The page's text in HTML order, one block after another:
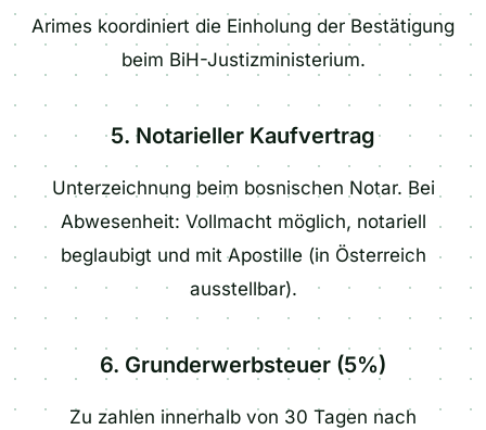
Arimes koordiniert die Einholung der Bestätigung
beim BiH-Justizministerium.
5. Notarieller Kaufvertrag
Unterzeichnung beim bosnischen Notar. Bei
Abwesenheit: Vollmacht möglich, notariell
beglaubigt und mit Apostille (in Österreich
ausstellbar).
6. Grunderwerbsteuer (5%)
Zu zahlen innerhalb von 30 Tagen nach